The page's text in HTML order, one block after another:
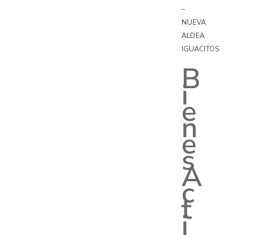
–
NUEVA
ALDEA
IGUACITOS
B
i
e
n
e
s
A
c
t
i